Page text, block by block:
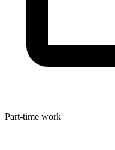
Part-time work